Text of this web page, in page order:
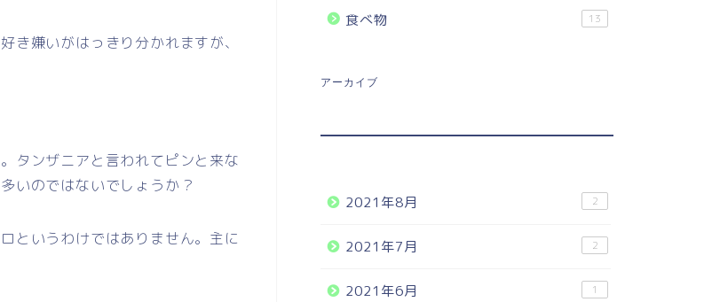
き嫌いがはっきり分かれますが、
タンザニアと言われてピンと来な
いのではないでしょうか？
というわけではありません。主に
食べ物 13
アーカイブ
2021年8月 2
2021年7月 2
2021年6月 1